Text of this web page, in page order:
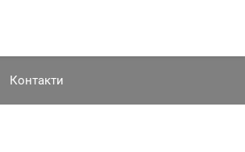
Контакти